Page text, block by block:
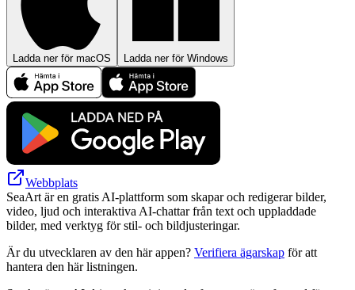
Ladda ner för macOS Ladda ner för Windows
Webbplats
SeaArt är en gratis AI-plattform som skapar och redigerar bilder,
video, ljud och interaktiva AI-chattar från text och uppladdade
bilder, med verktyg för stil- och bildjusteringar.
Är du utvecklaren av den här appen? Verifiera ägarskap för att
hantera den här listningen.